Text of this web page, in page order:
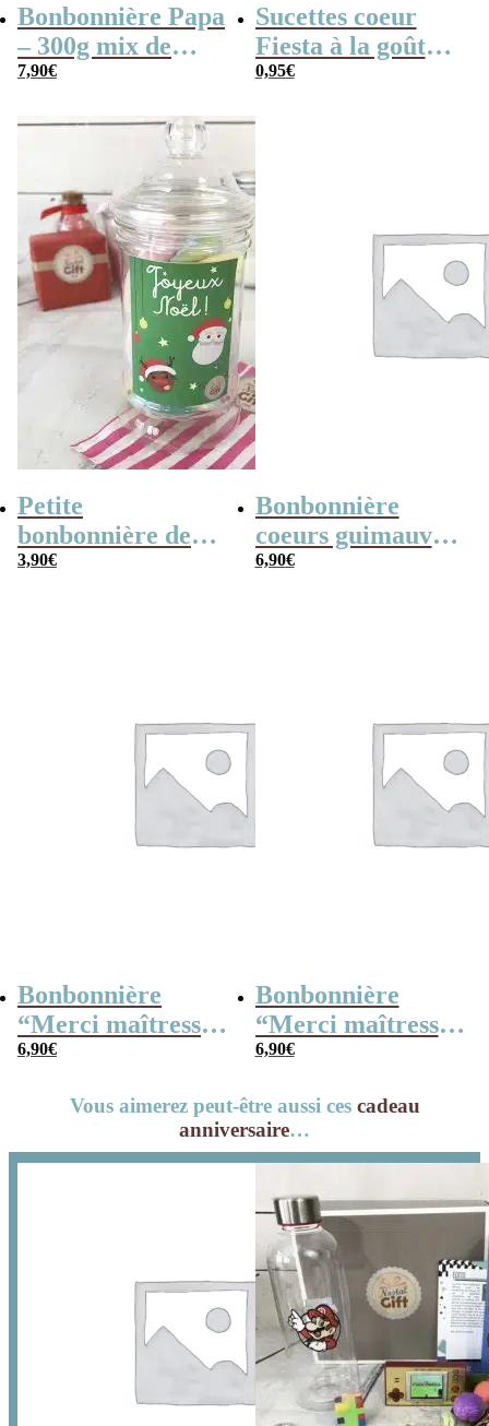
Bonbonnière Papa
– 300g mix de
bonbons anciens –
pères Papa”
7,90€
Sucettes coeur
Fiesta à la goût
cerise x 3
0,95€
Petite
bonbonnière de
Noël – 20 Bonbons
3,90€
Bonbonnière
coeurs guimauve
x15 “Merci pour
6,90€
Bonbonnière
“Merci maîtresse”
– 15 cœurs
Collection arc-en-
6,90€
Bonbonnière
“Merci maîtresse”
– 15 cœurs
Collection florale
6,90€
Vous aimerez peut-être aussi ces cadeau
anniversaire…